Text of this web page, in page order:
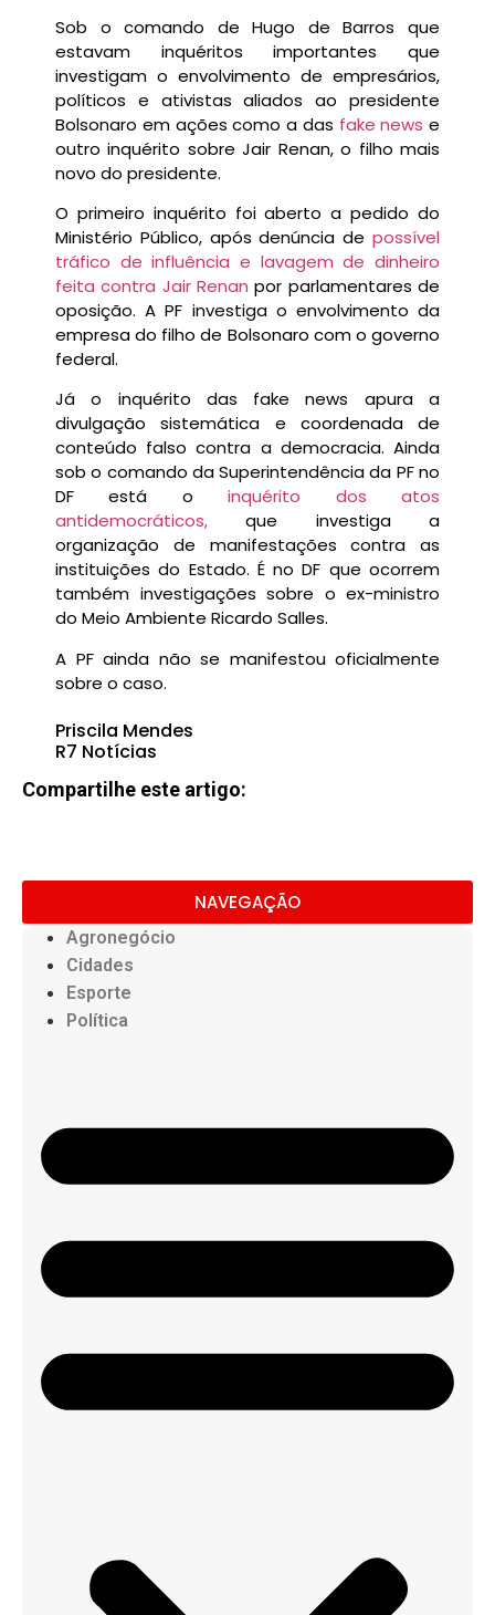
Sob o comando de Hugo de Barros que
estavam inquéritos importantes que
investigam o envolvimento de empresários,
políticos e ativistas aliados ao presidente
Bolsonaro em ações como a das fake news e
outro inquérito sobre Jair Renan, o filho mais
novo do presidente.
O primeiro inquérito foi aberto a pedido do
Ministério Público, após denúncia de possível
tráfico de influência e lavagem de dinheiro
feita contra Jair Renan por parlamentares de
oposição. A PF investiga o envolvimento da
empresa do filho de Bolsonaro com o governo
federal.
Já o inquérito das fake news apura a
divulgação sistemática e coordenada de
conteúdo falso contra a democracia. Ainda
sob o comando da Superintendência da PF no
DF está oinquérito dos atos
antidemocráticos, que investiga a
organização de manifestações contra as
instituições do Estado. É no DF que ocorrem
também investigações sobre o ex-ministro
do Meio Ambiente Ricardo Salles.
A PF ainda não se manifestou oficialmente
sobre o caso.
Priscila Mendes
R7 Notícias
Compartilhe este artigo:
NAVEGAÇÃO
Agronegócio
Cidades
Esporte
Política